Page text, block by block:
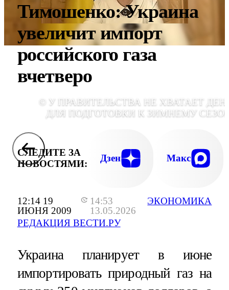
12:14 19
ИЮНЯ 2009
14:53
13.05.2026
РЕДАКЦИЯ ВЕСТИ.РУ
ЭКОНОМИКА
Тимошенко: Украина
увеличит импорт
российского газа
вчетверо
© У ПРАВИТЕЛЬСТВА НЕ ХВАТАЕТ
ДЛЯ ПОДГОТОВКИ К ЗИМНЕМУ
СЛЕДИТЕ ЗА
НОВОСТЯМИ:
Дзен Макс
Украина планирует в июне
импортировать природный газ на